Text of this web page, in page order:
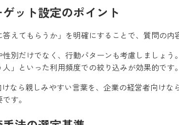
ゲット設定のポイント
答えてもらうか」を明確にすることで、質問の内
性別だけでなく、行動パターンも考慮しましょ
人」といった利用頻度での絞り込みが効果的です
けなら親しみやすい言葉を、企業の経営者向け
す。